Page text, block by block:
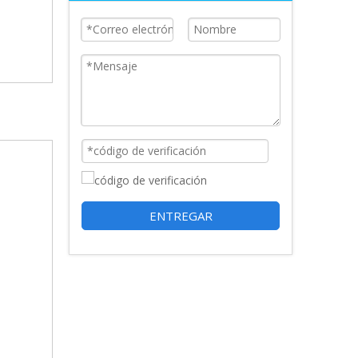
Sensores de vibración matricial de 3 ejes para ventiladores
ENTREGAR